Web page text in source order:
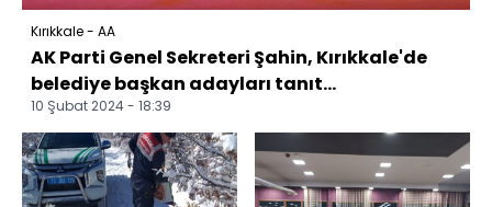
Kırıkkale - AA
AK Parti Genel Sekreteri Şahin, Kırıkkale'de
belediye başkan adayları tanıt...
10 Şubat 2024 - 18:39